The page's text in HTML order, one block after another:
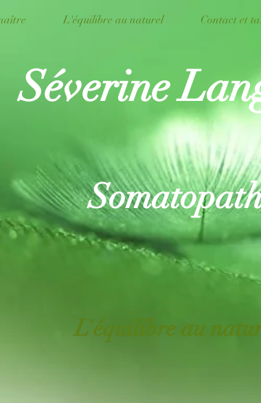
L'équilibre au naturel Contact et
Séverine
L'équilibreau